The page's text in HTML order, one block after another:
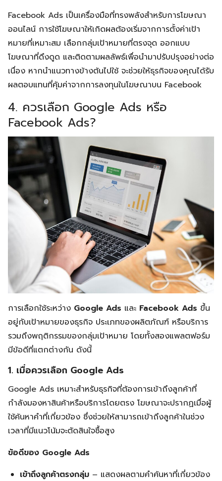
Facebook Ads เป็นเครื่องมือที่ทรงพลังสำหรับการโฆษณา
ออนไลน์ การใช้โฆษณาให้เกิดผลต้องเริ่มจากการตั้งค่าเป้า
หมายที่เหมาะสม เลือกกลุ่มเป้าหมายที่ตรงจุด ออกแบบ
โฆษณาที่ดึงดูด และติดตามผลลัพธ์เพื่อนำมาปรับปรุงอย่างต่อ
เนื่อง หากนำแนวทางข้างต้นไปใช้ จะช่วยให้ธุรกิจของคุณได้รับ
ผลตอบแทนที่คุ้มค่าจากการลงทุนในโฆษณาบน Facebook
4. ควรเลือก Google Ads หรือ
Facebook Ads?
การเลือกใช้ระหว่าง Google Ads และ Facebook Ads ขึ้น
อยู่กับเป้าหมายของธุรกิจ ประเภทของผลิตภัณฑ์ หรือบริการ
รวมถึงพฤติกรรมของกลุ่มเป้าหมาย โดยทั้งสองแพลตฟอร์ม
มีข้อดีที่แตกต่างกัน ดังนี้
1. เมื่อควรเลือก Google Ads
Google Ads เหมาะสำหรับธุรกิจที่ต้องการเข้าถึงลูกค้าที่
กำลังมองหาสินค้าหรือบริการโดยตรง โฆษณาจะปรากฏเมื่อผู้
ใช้ค้นหาคำที่เกี่ยวข้อง ซึ่งช่วยให้สามารถเข้าถึงลูกค้าในช่วง
เวลาที่มีแนวโน้มจะตัดสินใจซื้อสูง
ข้อดีของ Google Ads
เข้าถึงลูกค้าตรงกลุ่ม – แสดงผลตามคำค้นหาที่เกี่ยวข้อง